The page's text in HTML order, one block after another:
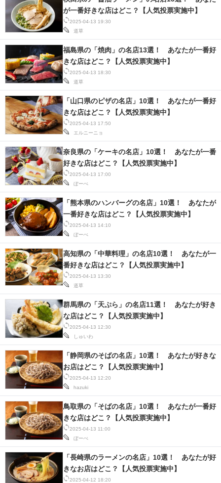
2025-04-13 19:30
道草
が一番好きな店はどこ？【人気投票実施中】
2025-04-13 18:30
道草
福島県の「焼肉」の名店13選！ あなたが一番好
きな店はどこ？【人気投票実施中】
2025-04-13 17:50
エルニーニョ
「山口県のピザの名店」10選！ あなたが一番好
きな店はどこ？【人気投票実施中】
2025-04-13 17:00
ぼーぺ
奈良県の「ケーキの名店」10選！ あなたが一番
好きな店はどこ？【人気投票実施中】
2025-04-13 14:10
ぼーぺ
「熊本県のハンバーグの名店」10選！ あなたが
一番好きな店はどこ？【人気投票実施中】
2025-04-13 13:30
道草
高知県の「中華料理」の名店10選！ あなたが一
番好きな店はどこ？【人気投票実施中】
2025-04-13 12:30
しゅいわ
群馬県の「天ぷら」の名店11選！ あなたが好き
な店はどこ？【人気投票実施中】
2025-04-13 12:20
hazuki
「静岡県のそばの名店」10選！ あなたが好きな
お店はどこ？【人気投票実施中】
2025-04-13 11:00
ぼーぺ
鳥取県の「そばの名店」10選！ あなたが一番好
きな店はどこ？【人気投票実施中】
2025-04-12 18:20
「長崎県のラーメンの名店」10選！ あなたが好
きなお店はどこ？【人気投票実施中】